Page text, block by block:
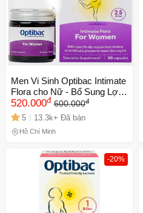
Men Vi Sinh Optibac Intimate
Flora cho Nữ - Bổ Sung Lợi
Khuẩn Âm Đạo, Phòng Ngừa
Viêm Nhiễm - Hộp 30 Viên
Mỹ
520.000đ 600.000đ
5 13.3k+ Đã bán
Hồ Chí Minh
-20%